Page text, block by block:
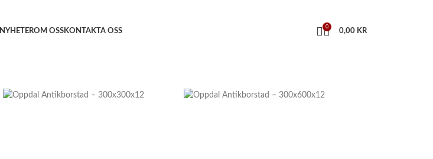
NYHETEROM OSSKONTAKTA OSS
0
0,00 KR